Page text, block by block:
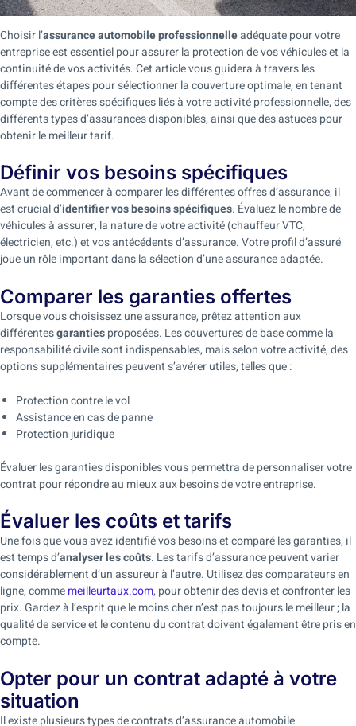
Choisir l’assurance automobile professionnelleadéquate pour votre
entreprise est essentiel pour assurer la protection de vos véhicules et la
continuité de vos activités. Cet article vous guidera à travers les
différentes étapes pour sélectionner la couverture optimale, en tenant
compte des critères spécifiques liés à votre activité professionnelle, des
différents types d’assurances disponibles, ainsi que des astuces pour
obtenir le meilleur tarif.
Définir vos besoins spécifiques
Avant de commencer à comparer les différentes offres d’assurance, il
est crucial d’identifier vos besoins spécifiques. Évaluez le nombre de
véhicules à assurer, la nature de votre activité (chauffeur VTC,
électricien, etc.) et vos antécédents d’assurance. Votre profil d’assuré
joue un rôle important dans la sélection d’une assurance adaptée.
Comparer les garanties offertes
Lorsque vous choisissez une assurance, prêtez attention aux
différentesgarantiesproposées. Les couvertures de base comme la
responsabilité civile sont indispensables, mais selon votre activité, des
options supplémentaires peuvent s’avérer utiles, telles que :
Protection contre le vol
Assistance en cas de panne
Protection juridique
Évaluer les garanties disponibles vous permettra de personnaliser votre
contrat pour répondre au mieux aux besoins de votre entreprise.
Évaluer les coûts et tarifs
Une fois que vous avez identifié vos besoins et comparé les garanties, il
est temps d’analyser les coûts. Les tarifs d’assurance peuvent varier
considérablement d’un assureur à l’autre. Utilisez des comparateurs en
ligne, commemeilleurtaux.com, pour obtenir des devis et confronter les
prix. Gardez à l’esprit que le moins cher n’est pas toujours le meilleur ; la
qualité de service et le contenu du contrat doivent également être pris en
compte.
Opter pour un contrat adapté à votre
situation
Il existe plusieurs types de contrats d’assurance automobile